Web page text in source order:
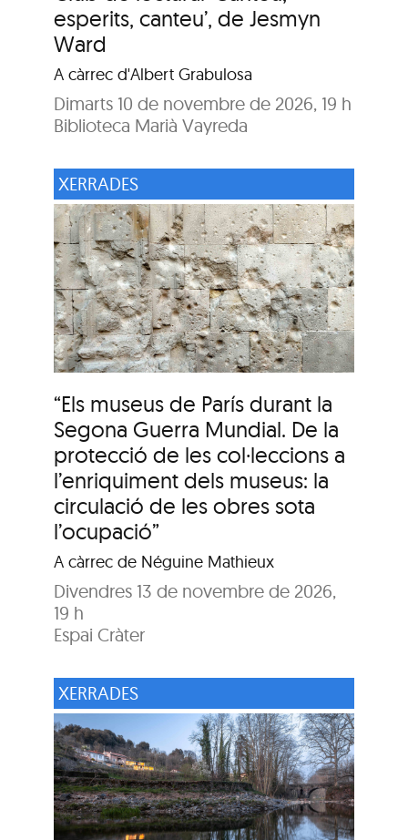
esperits, canteu’, de Jesmyn
Ward
A càrrec d'Albert Grabulosa
Dimarts 10 de novembre de 2026, 19 h
Biblioteca Marià Vayreda
XERRADES
“Els museus de París durant la
Segona Guerra Mundial. De la
protecció de les col·leccions a
l’enriquiment dels museus: la
circulació de les obres sota
l’ocupació”
A càrrec de Néguine Mathieux
Divendres 13 de novembre de 2026,
19 h
Espai Cràter
XERRADES